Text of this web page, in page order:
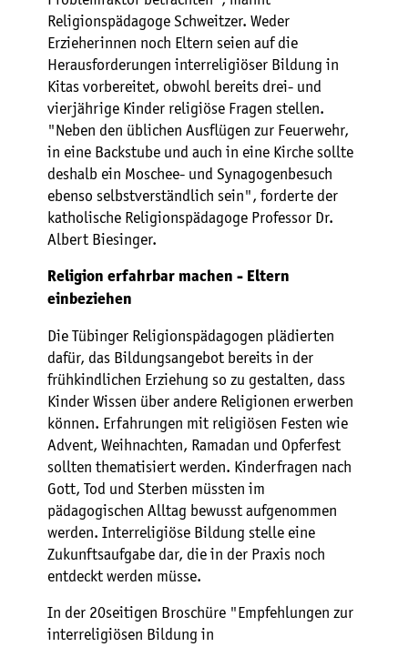
Religionspädagoge Schweitzer. Weder
Erzieherinnen noch Eltern seien auf die
Herausforderungen interreligiöser Bildung in
Kitas vorbereitet, obwohl bereits drei- und
vierjährige Kinder religiöse Fragen stellen.
"Neben den üblichen Ausflügen zur Feuerwehr,
in eine Backstube und auch in eine Kirche sollte
deshalb ein Moschee- und Synagogenbesuch
ebenso selbstverständlich sein", forderte der
katholische Religionspädagoge Professor Dr.
Albert Biesinger.
Religion erfahrbar machen - Eltern
einbeziehen
Die Tübinger Religionspädagogen plädierten
dafür, das Bildungsangebot bereits in der
frühkindlichen Erziehung so zu gestalten, dass
Kinder Wissen über andere Religionen erwerben
können. Erfahrungen mit religiösen Festen wie
Advent, Weihnachten, Ramadan und Opferfest
sollten thematisiert werden. Kinderfragen nach
Gott, Tod und Sterben müssten im
pädagogischen Alltag bewusst aufgenommen
werden. Interreligiöse Bildung stelle eine
Zukunftsaufgabe dar, die in der Praxis noch
entdeckt werden müsse.
In der 20seitigen Broschüre "Empfehlungen zur
interreligiösen Bildung in